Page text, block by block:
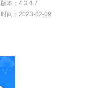
版本：4.3.4.7
时间：2023-02-09